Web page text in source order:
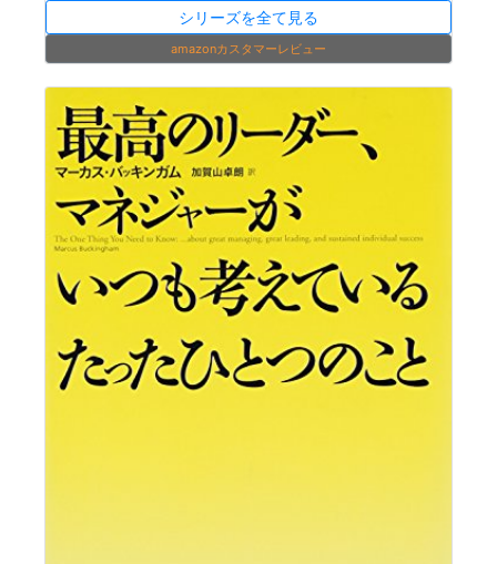
シリーズを全て見る
amazonカスタマーレビュー